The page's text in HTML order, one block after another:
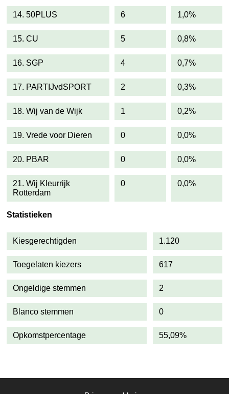
14. 50PLUS 6 1,0%
15. CU 5 0,8%
16. SGP 4 0,7%
17. PARTIJvdSPORT 2 0,3%
18. Wij van de Wijk 1 0,2%
19. Vrede voor Dieren 0 0,0%
20. PBAR 0 0,0%
21. Wij Kleurrijk
Rotterdam
0 0,0%
Statistieken
Kiesgerechtigden 1.120
Toegelaten kiezers 617
Ongeldige stemmen 2
Blanco stemmen 0
Opkomstpercentage 55,09%